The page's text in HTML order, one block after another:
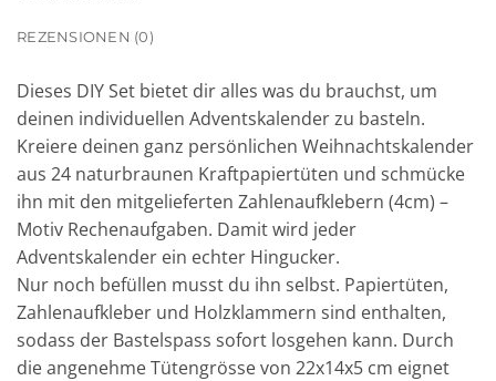
REZENSIONEN (0)
Dieses DIY Set bietet dir alles was du brauchst, um
deinen individuellen Adventskalender zu basteln.
Kreiere deinen ganz persönlichen Weihnachtskalender
aus 24 naturbraunen Kraftpapiertüten und schmücke
ihn mit den mitgelieferten Zahlenaufklebern (4cm) –
Motiv Rechenaufgaben. Damit wird jeder
Adventskalender ein echter Hingucker.
Nur noch befüllen musst du ihn selbst. Papiertüten,
Zahlenaufkleber und Holzklammern sind enthalten,
sodass der Bastelspass sofort losgehen kann. Durch
die angenehme Tütengrösse von 22x14x5 cm eignet